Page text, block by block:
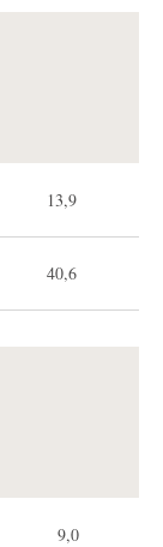
13,9
40,6
9,0